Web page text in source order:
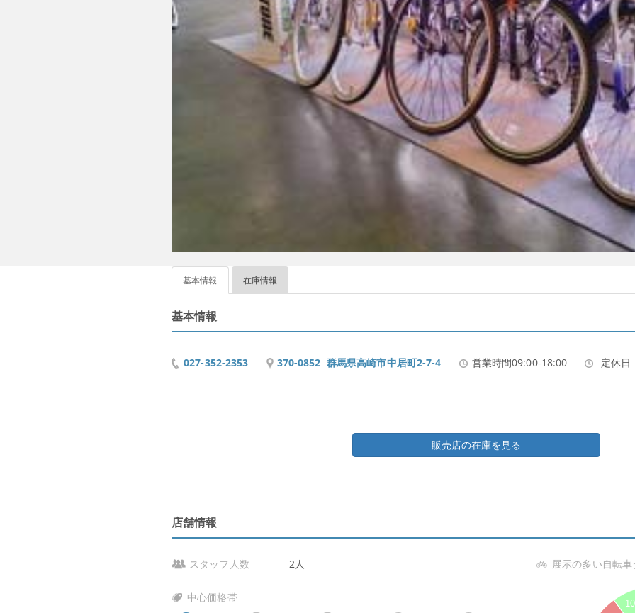
基本情報 在庫情報
基本情報
027-352-2353 370-0852 群馬県高崎市中居町2-7-4 営業時間09:00-18:00 定休日
販売店の在庫を見る
店舗情報
スタッフ人数 2人
中心価格帯
展示の多い自転